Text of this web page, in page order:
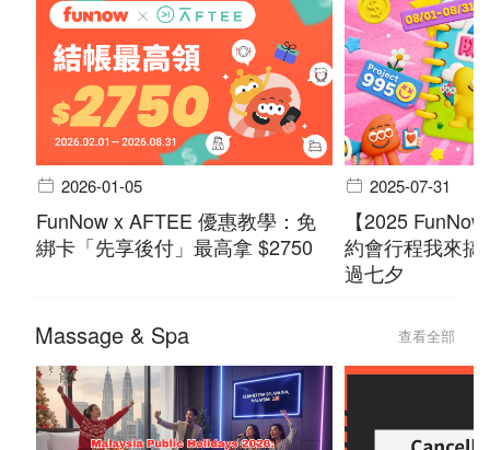
2026-01-05
FunNow x AFTEE 優惠教學：免
綁卡「先享後付」最高拿 $2750
2025-07-31
【2025
約會行程我來
過七夕
Massage & Spa 查看全部